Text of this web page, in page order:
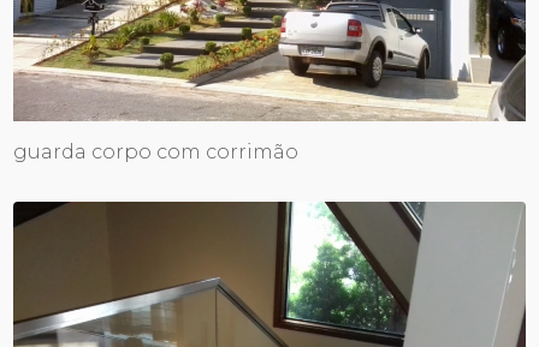
guarda corpo com corrimão